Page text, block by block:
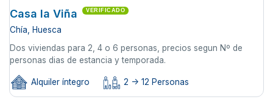
Casa la Viña VERIFICADO
Chía, Huesca
Dos viviendas para 2, 4 o 6 personas, precios segun Nº de
personas dias de estancia y temporada.
Alquiler íntegro 2 -> 12 Personas